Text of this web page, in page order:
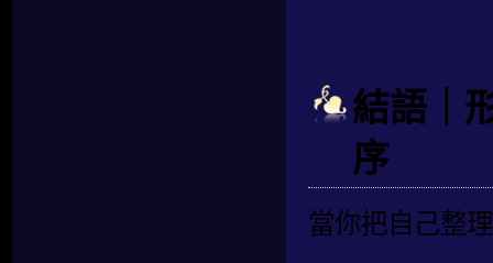
結語｜
序
當你把自己整